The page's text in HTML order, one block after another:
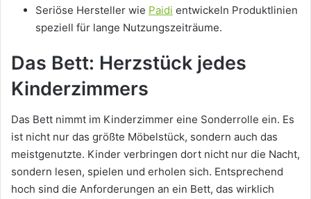
Seriöse Hersteller wie Paidi entwickeln Produktlinien
speziell für lange Nutzungszeiträume.
Das Bett: Herzstück jedes
Kinderzimmers
Das Bett nimmt im Kinderzimmer eine Sonderrolle ein. Es
ist nicht nur das größte Möbelstück, sondern auch das
meistgenutzte. Kinder verbringen dort nicht nur die Nacht,
sondern lesen, spielen und erholen sich. Entsprechend
hoch sind die Anforderungen an ein Bett, das wirklich